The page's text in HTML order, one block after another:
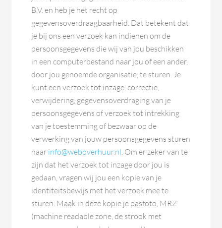
B.V. en heb je het recht op
gegevensoverdraagbaarheid. Dat betekent dat
je bij ons een verzoek kan indienen om de
persoonsgegevens die wij van jou beschikken
in een computerbestand naar jou of een ander,
door jou genoemde organisatie, te sturen. Je
kunt een verzoek tot inzage, correctie,
verwijdering, gegevensoverdraging van je
persoonsgegevens of verzoek tot intrekking
van je toestemming of bezwaar op de
verwerking van jouw persoonsgegevens sturen
naar info@weboverhuur.nl . Om er zeker van te
zijn dat het verzoek tot inzage door jou is
gedaan, vragen wij jou een kopie van je
identiteitsbewijs met het verzoek mee te
sturen. Maak in deze kopie je pasfoto, MRZ
(machine readable zone, de strook met